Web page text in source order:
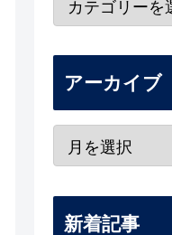
アーカイブ
新着記事